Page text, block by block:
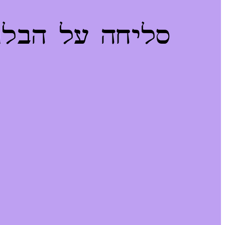
סליחה על